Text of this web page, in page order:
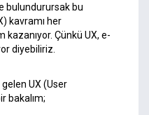
bulundurursak bu
kavramı her
Çünkü UX, e-
diyebiliriz.
UX (User
bakalım;